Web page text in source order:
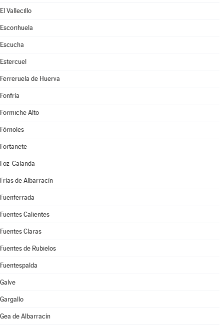
El Vallecillo
Escorihuela
Escucha
Estercuel
Ferreruela de Huerva
Fonfría
Formiche Alto
Fórnoles
Fortanete
Foz-Calanda
Frías de Albarracín
Fuenferrada
Fuentes Calientes
Fuentes Claras
Fuentes de Rubielos
Fuentespalda
Galve
Gargallo
Gea de Albarracín